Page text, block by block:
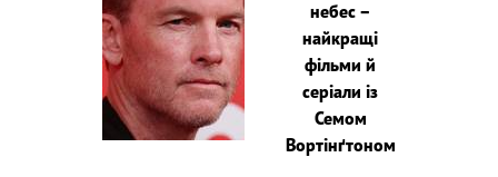
небес –
найкращі
фільми й
серіали із
Семом
Вортінґтоном